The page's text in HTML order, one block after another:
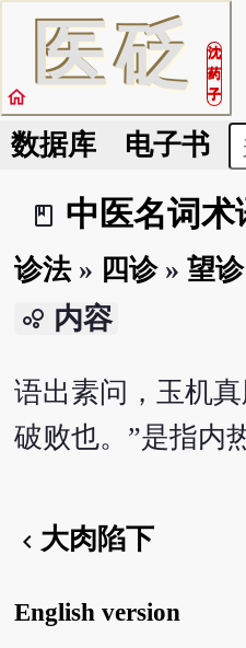
医砭
沈
药
子
home
数据库 电子书
book_2
中医名词术
诊法» 四诊» 望诊
bubble_chart 内容
语出素问，玉机
破败也。”是指内
chevron_left 大肉陷下
English version